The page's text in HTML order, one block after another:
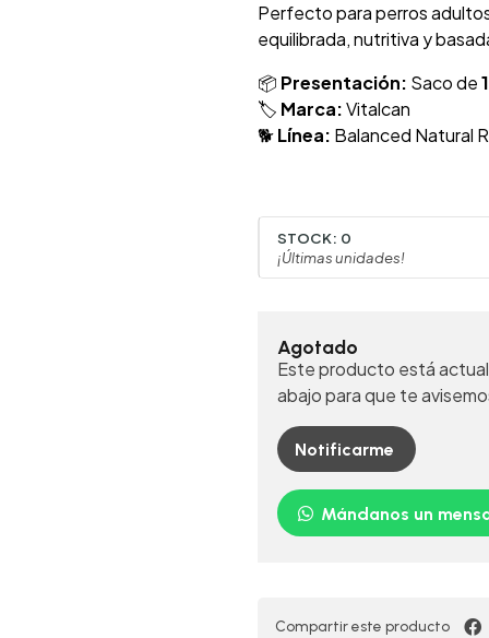
Perfecto para perros
equilibrada, nutritiva y
📦 Presentación: Saco de
🏷️ Marca:Vitalcan
🐕Línea: Balanced Natural
STOCK: 0
¡Últimas unidades!
Agotado
Este producto está
abajo para que te
Notificarme
Mándanos un
Compartir este producto